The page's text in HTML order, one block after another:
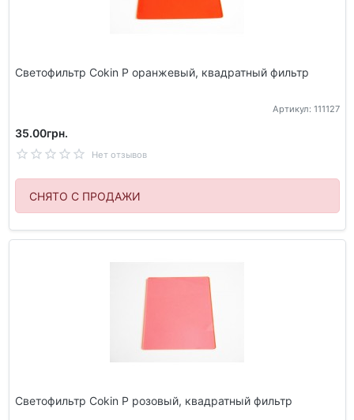
Светофильтр Cokin P оранжевый, квадратный фильтр
Артикул: 111127
35.00грн.
Нет отзывов
СНЯТО С ПРОДАЖИ
Светофильтр Cokin P розовый, квадратный фильтр